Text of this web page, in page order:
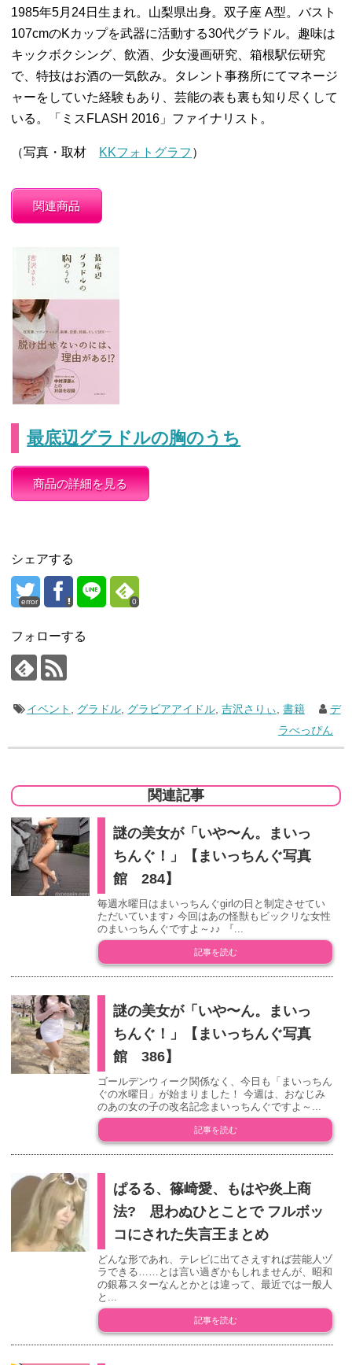
1985年5月24日生まれ。山梨県出身。双子座 A型。バスト
107cmのKカップを武器に活動する30代グラドル。趣味は
キックボクシング、飲酒、少女漫画研究、箱根駅伝研究
で、特技はお酒の一気飲み。タレント事務所にてマネージ
ャーをしていた経験もあり、芸能の表も裏も知り尽くして
いる。「ミスFLASH 2016」ファイナリスト。
（写真・取材 KKフォトグラフ ）
関連商品
最底辺グラドルの胸のうち
商品の詳細を見る
シェアする
error 0
フォローする
イベント グラドル, グラビアアイドル, 吉沢さりぃ 書籍
デ
ラべっぴん
関連記事
謎の美女が「いや〜ん。まいっ
ちんぐ！」【まいっちんぐ写真
館 284】
毎週水曜日はまいっちんぐgirlの日と制定させてい
ただいています♪ 今回はあの怪獣もビックリな女性
のまいっちんぐですよ～♪♪ 『...
記事を読む
謎の美女が「いや〜ん。まいっ
ちんぐ！」【まいっちんぐ写真
館 386】
ゴールデンウィーク関係なく、今日も「まいっちん
ぐの水曜日」が始まりました！ 今週は、おなじみ
のあの女の子の改名記念まいっちんぐですよ～...
記事を読む
ぱるる、篠崎愛、もはや炎上商
法? 思わぬひとことで フルボッ
コにされた失言王まとめ
どんな形であれ、テレビに出てさえすれば芸能人ヅ
ラできる……とは言い過ぎかもしれませんが、昭和
の銀幕スターなんとかとは違って、最近では一般人
と...
記事を読む